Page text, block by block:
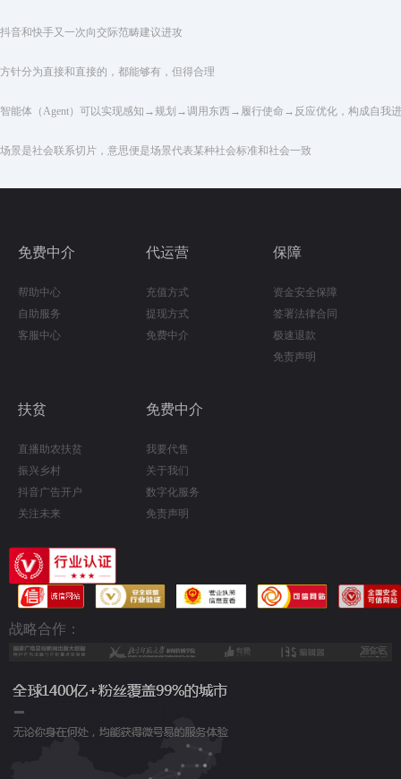
抖音和快手又一次向交际范畴建议进攻
方针分为直接和直接的，都能够有，但得合理
智能体（Agent）可以实现感知→规划→调用东西→履行使命→反应优化，构成自我
场景是社会联系切片，意思便是场景代表某种社会标准和社会一致
免费中介
帮助中心
自助服务
客服中心
代运营
充值方式
提现方式
免费中介
保障
资金安全保障
签署法律合同
极速退款
免责声明
扶贫
直播助农扶贫
振兴乡村
抖音广告开户
关注未来
免费中介
我要代售
关于我们
数字化服务
免责声明
战略合作：